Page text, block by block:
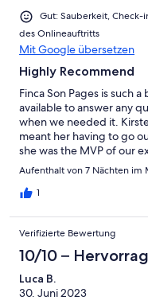
Gut: Sauberkeit, Check-
des Onlineauftritts
Mit Google übersetzen
Highly Recommend
Finca Son Pages is such
available to answer any
when we needed it.
meant her having to go
she was the MVP of our
and have a medium to
Aufenthalt von 7 Nächten im
1
Verifizierte Bewertung
10/10 –
Luca B.
30. Juni 2023